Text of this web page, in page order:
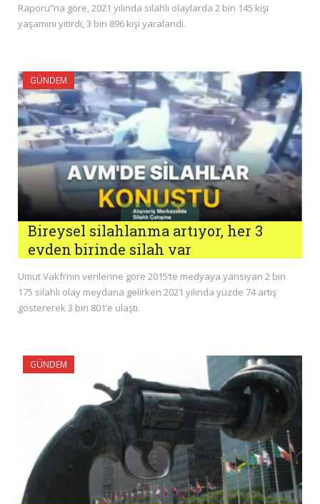
Raporu”na göre, 2021 yılında silahlı olaylarda 2 bin 145 kişi
yaşamını yitirdi, 3 bin 896 kişi yaralandı.
GÜNDEM
Bireysel silahlanma artıyor, her 3
evden birinde silah var
Umut Vakfı’nın verilerine göre 2015’te medyaya yansıyan 2 bin
175 silahlı olay meydana gelirken 2021 yılında yüzde 74 artış
göstererek 3 bin 801’e ulaştı.
GÜNDEM